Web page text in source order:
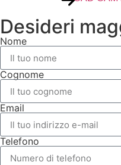
Desideri
Nome
Cognome
Email
Telefono